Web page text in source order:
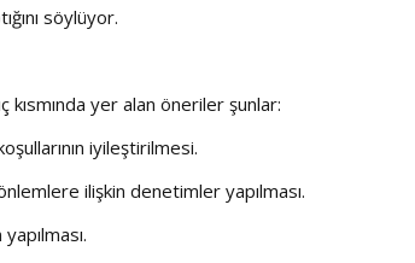
söylüyor.
yer alan öneriler şunlar:
iyileştirilmesi.
ilişkin denetimler yapılması.